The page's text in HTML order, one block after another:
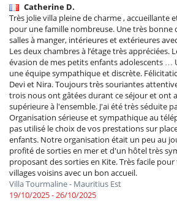
Catherine D.
Très jolie villa pleine de charme , accueillante
pour une famille nombreuse. Une très bonne
salles à manger, intérieures et extérieures
Les deux chambres à l’étage très appréciées.
évasion de mes petits enfants adolescents …
une équipe sympathique et discrète.
Devi et Nira. Toujours très souriantes
trois nous ont gâtées durant ce séjour et ont
supérieure à l'ensemble. J'ai été très séduite
Organisation sérieuse et sympathique au
pas utilisé le choix de vos prestations sur
enfants. Notre organisation était un peu au
profité de sorties en mer et d'un hôtel très
proposant des sorties en Kite. Très facile pour
villages voisins avec un bon accueil.
Villa Tourmaline - Mauritius Est
19/10/2025 - 26/10/2025